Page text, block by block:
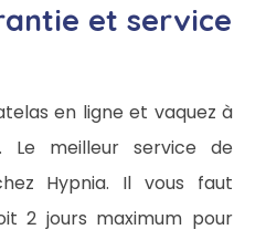
et service
en ligne et vaquez à
Le meilleur service de
Hypnia. Il vous faut
2 jours maximum pour